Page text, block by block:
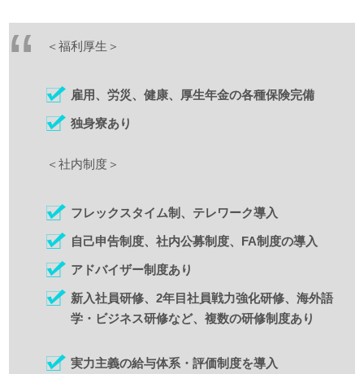
＜福利厚生＞
雇用、労災、健康、厚生年金の各種保険完備
独身寮あり
＜社内制度＞
フレックスタイム制、テレワーク導入
自己申告制度、社内公募制度、FA制度の導入
アドバイザー制度あり
新入社員研修、2年目社員戦力強化研修、海外語
学・ビジネス研修など、複数の研修制度あり
実力主義の給与体系・評価制度を導入